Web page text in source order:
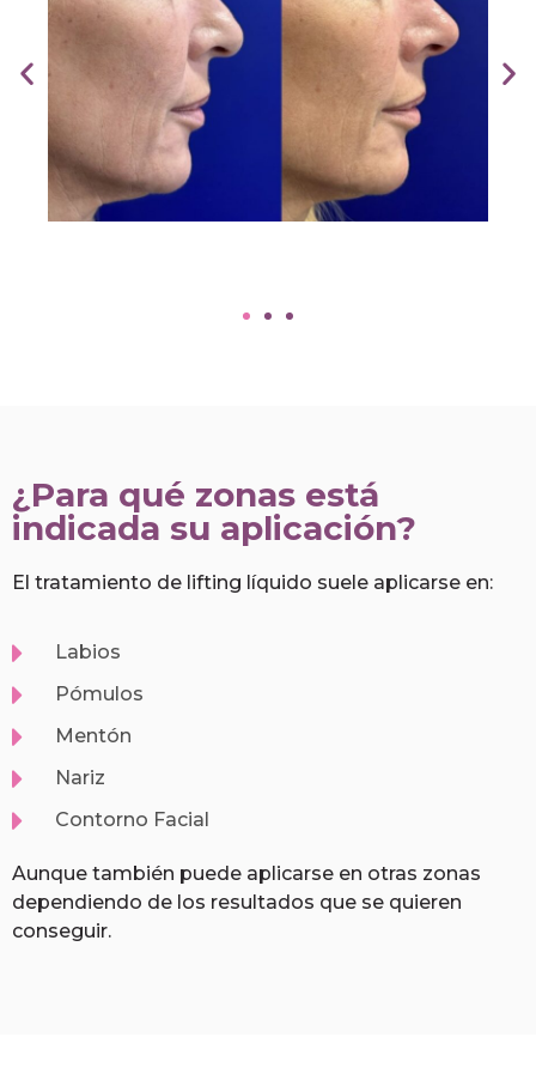
¿Para qué zonas está
indicada su aplicación?
El tratamiento de lifting líquido suele aplicarse en:
Labios
Pómulos
Mentón
Nariz
Contorno Facial
Aunque también puede aplicarse en otras zonas
dependiendo de los resultados que se quieren
conseguir.